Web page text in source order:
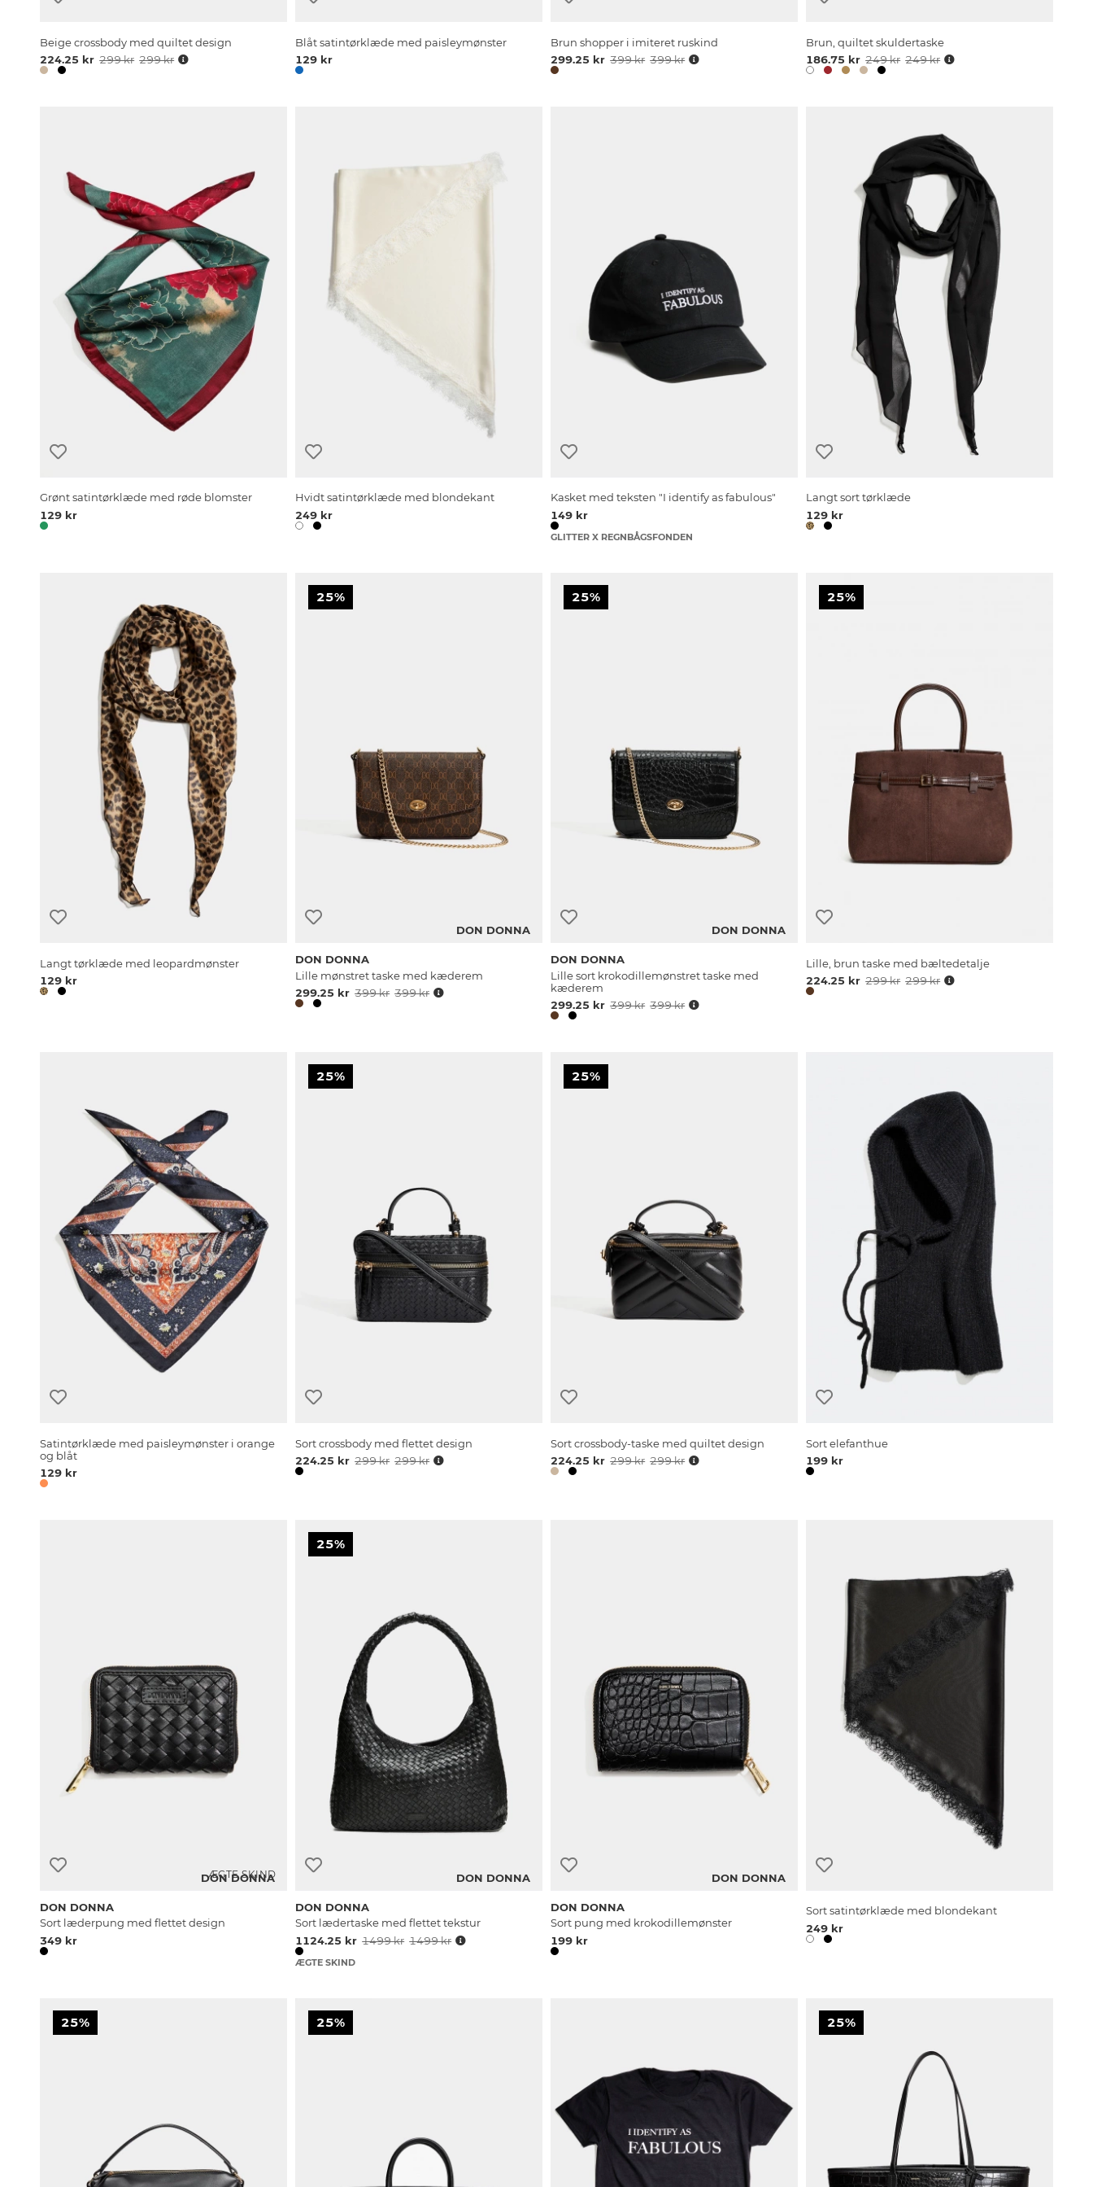
Beige crossbody med quiltet design
224.25 kr 299 kr 299 kr
Blåt satintørklæde med paisleymønster
129 kr
Brun shopper i imiteret ruskind
299.25 kr 399 kr 399 kr
Brun, quiltet skuldertaske
186.75 kr 249 kr 249 kr
Grønt satintørklæde med røde blomster
129 kr
Hvidt satintørklæde med blondekant
249 kr
Kasket med teksten "I identify as fabulous"
149 kr
GLITTER X REGNBÅGSFONDEN
Langt sort tørklæde
129 kr
Langt tørklæde med leopardmønster
129 kr
25%
DON DONNA
DON DONNA
Lille mønstret taske med kæderem
299.25 kr 399 kr 399 kr
25%
DON DONNA
DON DONNA
Lille sort krokodillemønstret taske med
kæderem
299.25 kr 399 kr 399 kr
25%
Lille, brun taske med bæltedetalje
224.25 kr 299 kr 299 kr
Satintørklæde med paisleymønster i orange
og blåt
129 kr
25%
Sort crossbody med flettet design
224.25 kr 299 kr 299 kr
25%
Sort crossbody-taske med quiltet design
224.25 kr 299 kr 299 kr
Sort elefanthue
199 kr
DON DONNA
ÆGTE SKIND
DON DONNA
Sort læderpung med flettet design
349 kr
25%
DON DONNA
DON DONNA
Sort lædertaske med flettet tekstur
1124.25 kr 1499 kr 1499 kr
ÆGTE SKIND
DON DONNA
DON DONNA
Sort pung med krokodillemønster
199 kr
Sort satintørklæde med blondekant
249 kr
25% 25% 25%